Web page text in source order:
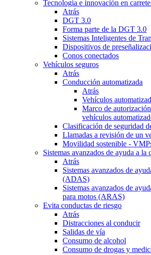
Tecnología e innovación en
Atrás
DGT 3.0
Forma parte de la DGT 3.0
Sistemas Inteligentes de
Dispositivos de
Conos conectados
Vehículos seguros
Atrás
Conducción automatizada
Atrás
Vehículos
Marco de
vehículos
Clasificación de seguridad
Llamadas a revisión de un
Movilidad sostenible -
Sistemas avanzados de ayuda a la
Atrás
Sistemas avanzados de
(ADAS)
Sistemas avanzados de
para motos (ARAS)
Evita conductas de riesgo
Atrás
Distracciones al conducir
Salidas de vía
Consumo de alcohol
Consumo de drogas y